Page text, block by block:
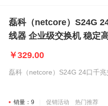
磊科（netcore）S24G
线器 企业级交换机 稳定
￥329.00
磊科（netcore）S24G 24口千
销量：9 促销活动 热门推荐